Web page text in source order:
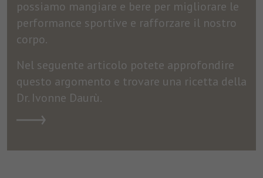
possiamo mangiare e bere per migliorare le
performance sportive e rafforzare il nostro
corpo.
Nel seguente articolo potete approfondire
questo argomento e trovare una ricetta della
Dr. Ivonne Daurù.